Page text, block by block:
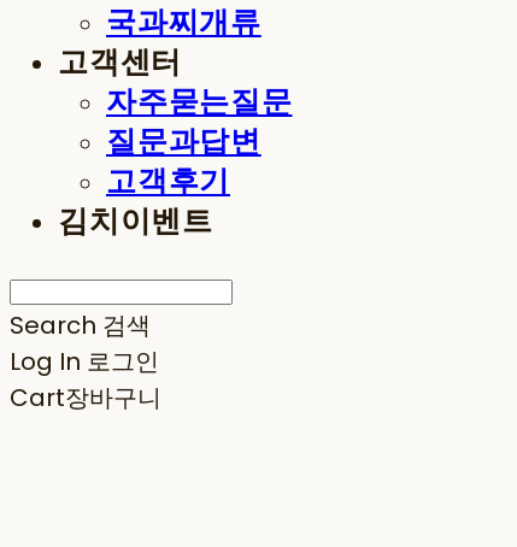
국과찌개류
고객센터
자주묻는질문
질문과답변
고객후기
김치이벤트
Search 검색
Log In 로그인
Cart장바구니